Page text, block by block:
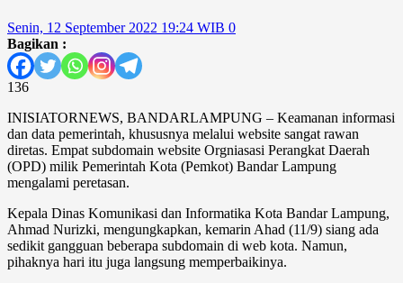
Senin, 12 September 2022 19:24 WIB 0
Bagikan :
136
INISIATORNEWS, BANDARLAMPUNG – Keamanan informasi
dan data pemerintah, khususnya melalui website sangat rawan
diretas. Empat subdomain website Orgniasasi Perangkat Daerah
(OPD) milik Pemerintah Kota (Pemkot) Bandar Lampung
mengalami peretasan.
Kepala Dinas Komunikasi dan Informatika Kota Bandar Lampung,
Ahmad Nurizki, mengungkapkan, kemarin Ahad (11/9) siang ada
sedikit gangguan beberapa subdomain di web kota. Namun,
pihaknya hari itu juga langsung memperbaikinya.